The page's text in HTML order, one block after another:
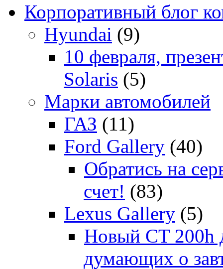
Корпоративный блог
Hyundai (9)
10 февраля,
Solaris (5)
Марки автомобилей
ГАЗ (11)
Ford Gallery (40)
Обратись на
счет! (83)
Lexus Gallery (5)
Новый CT 200h
думающих о